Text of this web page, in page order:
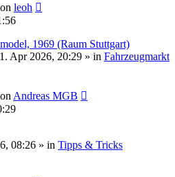
leoh
1969 (Raum Stuttgart)
Apr 2026, 20:29 » in Fahrzeugmarkt
Andreas MGB
08:26 » in Tipps & Tricks